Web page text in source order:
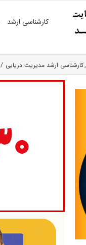
کارشناسی ارشد
کارشناسی ارشد مدیریت دریایی